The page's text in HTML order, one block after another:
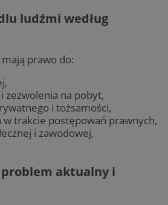
ludźmi według
prawo do:
zezwolenia na pobyt,
i tożsamości,
w trakcie postępowań prawnych,
i zawodowej,
aktualny i